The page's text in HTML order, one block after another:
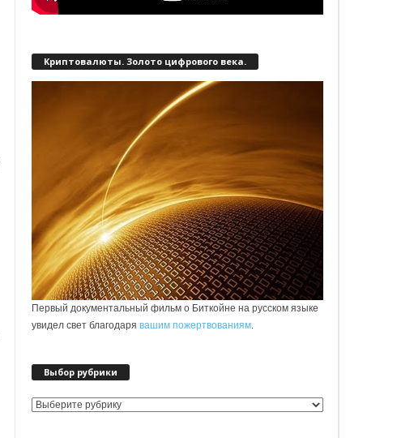
Криптовалюты. Золото цифрового века.
Первый документальный фильм о Биткойне на русском языке
увидел свет благодарявашим пожертвованиям.
Выбор рубрики
Выбор